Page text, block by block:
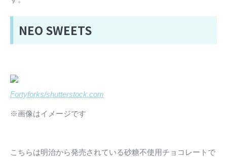
NEO SWEETS
Fortyforks/shutterstock.com
※画像はイメージです
こちらは明治から発売されている砂糖不使用チョコレートで